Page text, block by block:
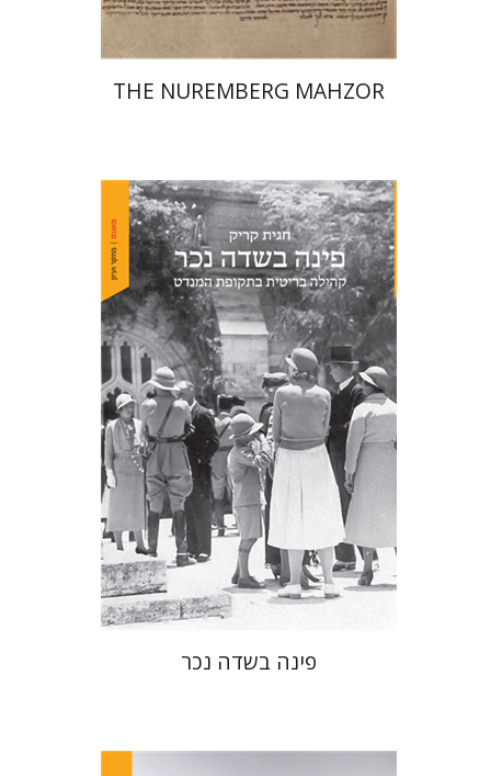
THE NUREMBERG MAHZOR
חגית קריק
הנחת אתר ספר מודפס
$46
$41
פינה בשדה נכר